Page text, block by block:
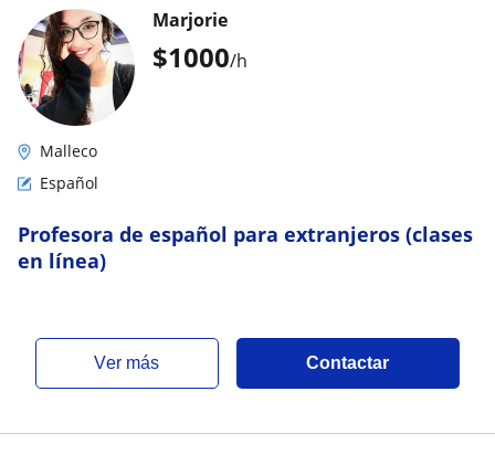
$1000/h
Marjorie
Malleco
Español
Profesora de español para extranjeros (clases
en línea)
ver más Contactar